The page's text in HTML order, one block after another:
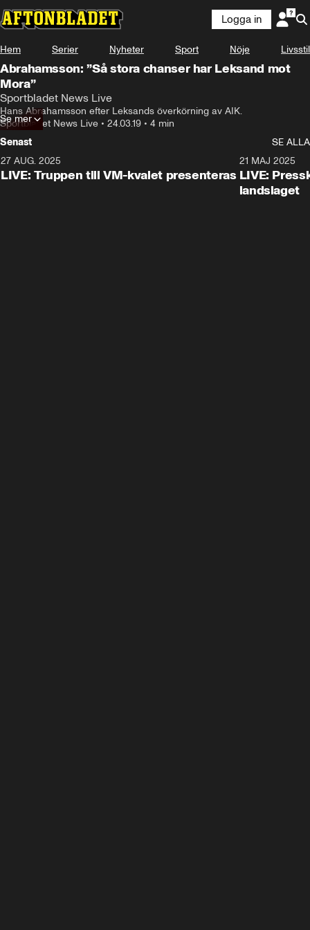
Logga in
Hem Serier Nyheter Sport Nöje Livsstil
Abrahamsson: ”Så stora chanser har Leksand mot
Mora”
Sportbladet News Live
Hans Abrahamsson efter Leksands överkörning av AIK.
Sportbladet News Live • 24.03.19 • 4 min
Se mer
Senast
SE ALLA
27 AUG. 2025
LIVE: Truppen till VM-kvalet presenteras
21 MAJ 2025
LIVE:
landslaget